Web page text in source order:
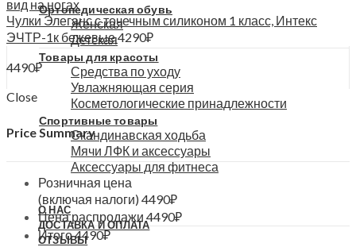
Ортопедическая обувь
Женская
Детская
Товары для красоты
Средства по уходу
Увлажняющая серия
Косметологические принадлежности
Спортивные товары
Скандинавская ходьба
Мячи ЛФК и аксессуары
Аксессуары для фитнеса
О НАС
ДОСТАВКА И ОПЛАТА
ОТЗЫВЫ
Чулки Элеганс с точечным силиконом 1 класс, Интекс
ЭЧТР-1к бежевые4290₽
4490₽
Close
Price Summary
Розничная цена
(включая налоги) 4490₽
Цена распродажи 4490₽
Итого4490₽